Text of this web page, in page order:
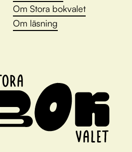
Om Stora bokvalet
Om läsning